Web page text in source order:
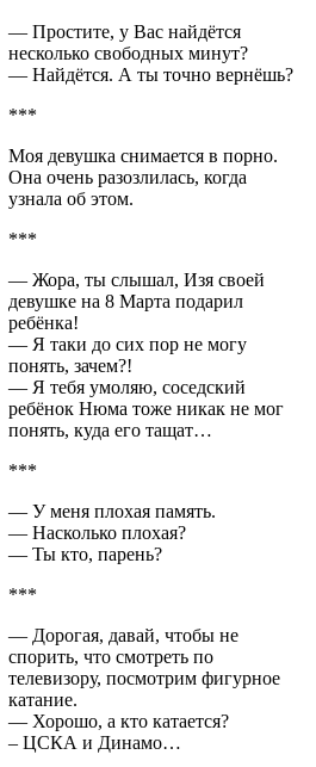
— Простите, у Вас найдётся
несколько свободных минут?
— Найдётся. А ты точно вернёшь?
***
Моя девушка снимается в порно.
Она очень разозлилась, когда
узнала об этом.
***
— Жора, ты слышал, Изя своей
девушке на 8 Марта подарил
ребёнка!
— Я таки до сих пор не могу
понять, зачем?!
— Я тебя умоляю, соседский
ребёнок Нюма тоже никак не мог
понять, куда его тащат…
***
— У меня плохая память.
— Насколько плохая?
— Ты кто, парень?
***
— Дорогая, давай, чтобы не
спорить, что смотреть по
телевизору, посмотрим фигурное
катание.
— Хорошо, а кто катается?
– ЦСКА и Динамо…